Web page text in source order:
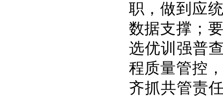
职，做到应
数据支撑；
选优训强普
程质量管控
齐抓共管责